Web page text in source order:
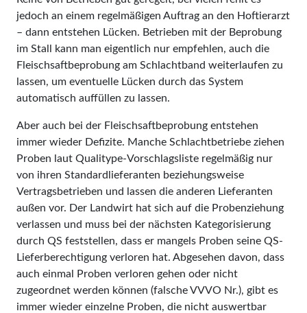
jedoch an einem regelmäßigen Auftrag an den Hoftierarzt
– dann entstehen Lücken. Betrieben mit der Beprobung
im Stall kann man eigentlich nur empfehlen, auch die
Fleischsaftbeprobung am Schlachtband weiterlaufen zu
lassen, um eventuelle Lücken durch das System
automatisch auffüllen zu lassen.
Aber auch bei der Fleischsaftbeprobung entstehen
immer wieder Defizite. Manche Schlachtbetriebe ziehen
Proben laut Qualitype-Vorschlagsliste regelmäßig nur
von ihren Standardlieferanten beziehungsweise
Vertragsbetrieben und lassen die anderen Lieferanten
außen vor. Der Landwirt hat sich auf die Probenziehung
verlassen und muss bei der nächsten Kategorisierung
durch QS feststellen, dass er mangels Proben seine QS-
Lieferberechtigung verloren hat. Abgesehen davon, dass
auch einmal Proben verloren gehen oder nicht
zugeordnet werden können (falsche VVVO Nr.), gibt es
immer wieder einzelne Proben, die nicht auswertbar